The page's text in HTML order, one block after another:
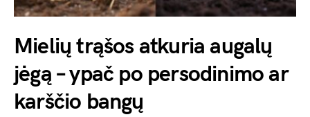
Mielių trąšos atkuria augalų
jėgą – ypač po persodinimo ar
karščio bangų